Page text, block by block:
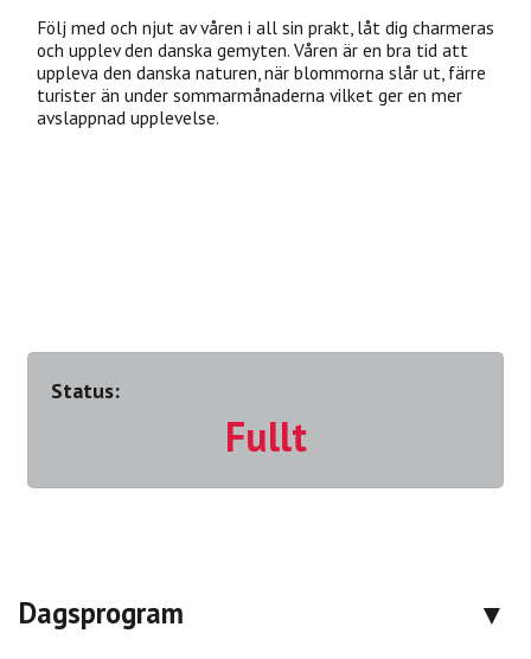
Följ med och njut av våren i all sin prakt, låt dig charmeras
och upplev den danska gemyten. Våren är en bra tid att
uppleva den danska naturen, när blommorna slår ut, färre
turister än under sommarmånaderna vilket ger en mer
avslappnad upplevelse.
Status:
Fullt
Dagsprogram